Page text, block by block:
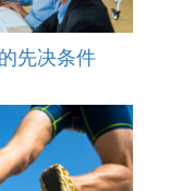
先决条件